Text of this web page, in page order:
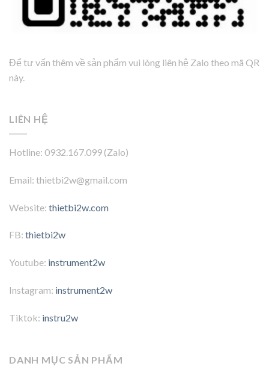
Để tư vấn thêm về sản phẩm vui lòng liên hệ Zalo theo mã QR
này.
LIÊN HỆ
Hotline: 0932.167.099 (Zalo)
Email: thietbi2w@gmail.com
Website: thietbi2w.com
FB: thietbi2w
Youtube: instrument2w
Instagram: instrument2w
Tiktok: instru2w
DANH MỤC SẢN PHẨM